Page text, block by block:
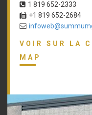
1 819 652-2333
+1 819 652-2684
VOIR SUR LA
MAP